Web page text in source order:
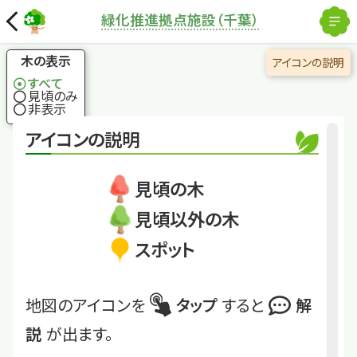
アイコンの説明
見頃の木
見頃以外の木
スポット
地図のアイコンを タップ すると
解
説 が出ます。
緑化推進拠点施設（千葉）
ソテツ
ソテツ ×
国土地理院
木の表示
すべて
見頃のみ
非表示
解除
アイコンの説明